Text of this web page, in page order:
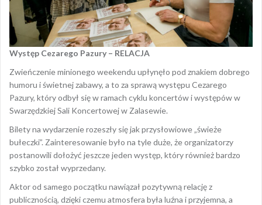
Występ Cezarego Pazury – RELACJA
Zwieńczenie minionego weekendu upłynęło pod znakiem dobrego
humoru i świetnej zabawy, a to za sprawą występu Cezarego
Pazury, który odbył się w ramach cyklu koncertów i występów w
Swarzędzkiej Sali Koncertowej w Zalasewie.
Bilety na wydarzenie rozeszły się jak przysłowiowe „świeże
bułeczki”. Zainteresowanie było na tyle duże, że organizatorzy
postanowili dołożyć jeszcze jeden występ, który również bardzo
szybko został wyprzedany.
Aktor od samego początku nawiązał pozytywną relację z
publicznością, dzięki czemu atmosfera była luźna i przyjemna, a